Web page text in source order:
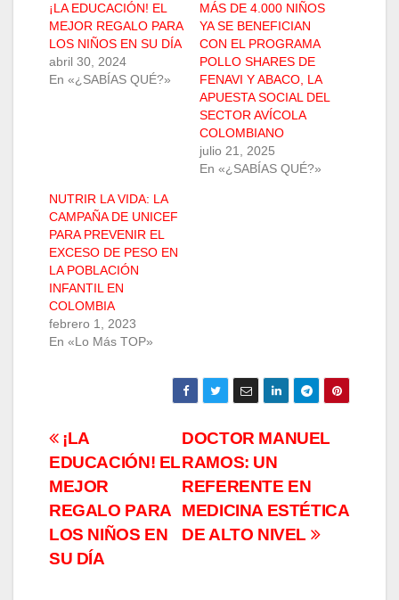
¡LA EDUCACIÓN! EL
MEJOR REGALO PARA
LOS NIÑOS EN SU DÍA
abril 30, 2024
En «¿SABÍAS QUÉ?»
MÁS DE 4.000 NIÑOS
YA SE BENEFICIAN
CON EL PROGRAMA
POLLO SHARES DE
FENAVI Y ABACO, LA
APUESTA SOCIAL DEL
SECTOR AVÍCOLA
COLOMBIANO
julio 21, 2025
En «¿SABÍAS QUÉ?»
NUTRIR LA VIDA: LA
CAMPAÑA DE UNICEF
PARA PREVENIR EL
EXCESO DE PESO EN
LA POBLACIÓN
INFANTIL EN
COLOMBIA
febrero 1, 2023
En «Lo Más TOP»
Navegación
de
entradas
DOCTOR MANUEL
RAMOS: UN
REFERENTE EN
MEDICINA ESTÉTICA
DE ALTO NIVEL
¡LA
EDUCACIÓN! EL
MEJOR
REGALO PARA
LOS NIÑOS EN
SU DÍA